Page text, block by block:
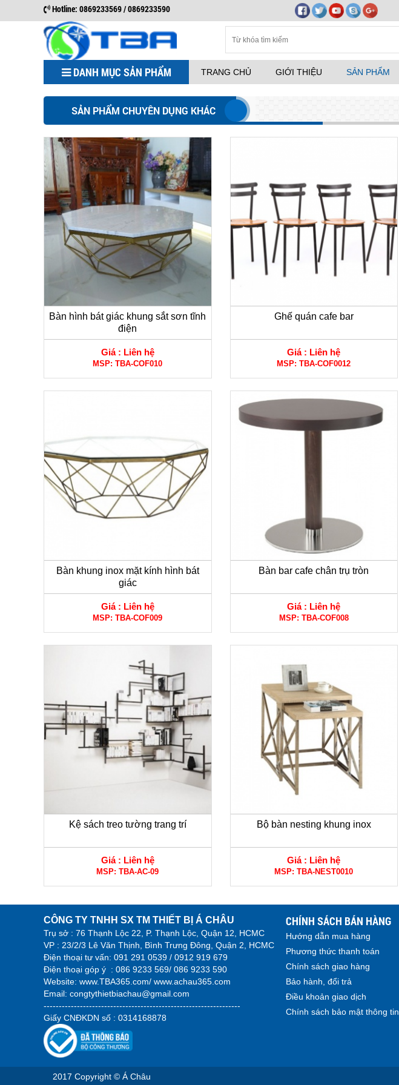
Hotline: 0869233569 / 0869233590
DANH MỤC SẢN PHẨM TRANG CHỦ GIỚI THIỆU SẢN PHẨM
SẢN PHẨM CHUYÊN DỤNG KHÁC
Bàn hình bát giác khung sắt sơn tĩnh
điện
Giá : Liên hệ
MSP:TBA-COF010
Ghế quán cafe bar
Giá : Liên hệ
MSP:TBA-COF0012
Bàn khung inox mặt kính hình bát
giác
Giá : Liên hệ
MSP:TBA-COF009
Bàn bar cafe chân trụ tròn
Giá : Liên hệ
MSP: TBA-COF008
Kệ sách treo tường trang trí
Giá : Liên hệ
MSP:TBA-AC-09
Bộ bàn nesting khung inox
Giá : Liên hệ
MSP:TBA-NEST0010
CÔNG TY TNHH SX TM THIẾT BỊ Á CHÂU
Trụ sở : 76 Thạnh Lộc 22, P. Thạnh Lộc, Quận 12, HCMC
VP : 23/2/3 Lê Văn Thịnh, Bình Trưng Đông, Quận 2, HCMC
Điện thoại tư vấn: 091 291 0539 / 0912 919 679
Điện thoại góp ý : 086 9233 569/ 086 9233 590
Website: www.TBA365.com/ www.achau365.com
Email: congtythietbiachau@gmail.com
-----------------------------------------------------------------
Giấy CNĐKDN số : 0314168878
CHÍNH SÁCH BÁN HÀNG
Hướng dẫn mua hàng
Phương thức thanh toán
Chính sách giao hàng
Bảo hành, đổi trả
Điều khoản giao dịch
Chính sách bảo mật thông tin
2017 Copyright © Á Châu